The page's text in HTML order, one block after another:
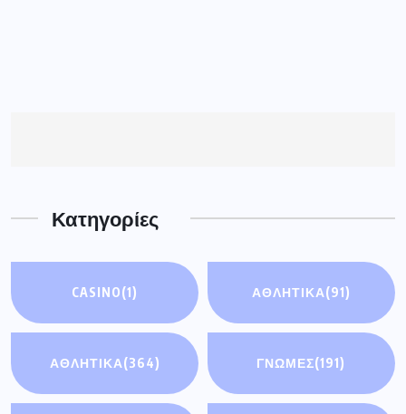
Κατηγορίες
CASINO(1) ΑΘΛΗΤΙΚΆ(91)
ΑΘΛΗΤΙΚΑ(364) ΓΝΩΜΕΣ(191)